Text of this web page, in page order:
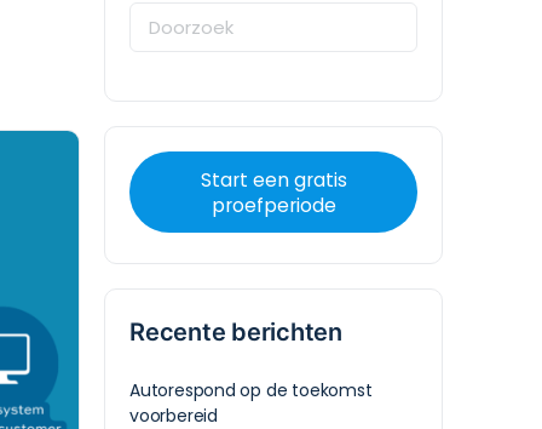
Start een gratis
proefperiode
Recente berichten
Autorespond op de toekomst
voorbereid